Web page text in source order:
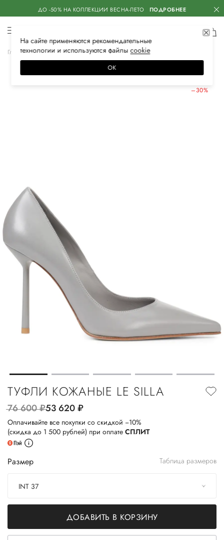
ДО -50% НА КОЛЛЕКЦИИ ВЕСНА-ЛЕТО ПОДРОБНЕЕ
Главная Женская Обувь Туфли
–30%
ТУФЛИ КОЖАНЫЕ LE SILLA
76 600руб.53 620руб.
Оплачивайте все покупки со скидкой −10%
(скидка до 1 500 рублей) при оплате СПЛИТ
Размер Таблица размеров
INT 37
ДОБАВИТЬ В КОРЗИНУ
На сайте применяются рекомендательные
технологии и используются файлысооkiе
ОК